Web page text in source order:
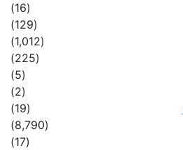
(16)
(129)
(1,012)
(225)
(5)
(2)
(19)
(8,790)
(17)